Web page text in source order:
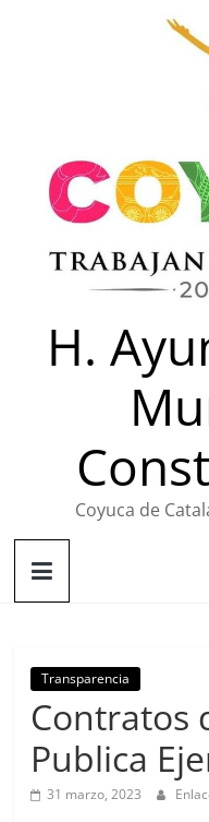
H.
Coyuca de
Transparencia
Contratos
Publica
31 marzo, 2023